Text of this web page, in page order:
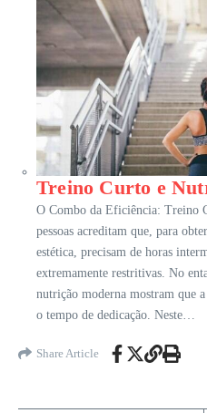
Treino Curto e
O Combo da Eficiência: Treino
pessoas acreditam que, para
estética, precisam de horas
extremamente restritivas. No
nutrição moderna mostram que
o tempo de dedicação. Neste…
Share Article